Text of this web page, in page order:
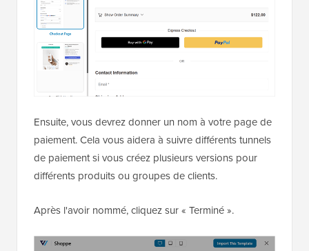
Ensuite, vous devrez donner un nom à votre page de
paiement. Cela vous aidera à suivre différents tunnels
de paiement si vous créez plusieurs versions pour
différents produits ou groupes de clients.
Après l'avoir nommé, cliquez sur « Terminé ».